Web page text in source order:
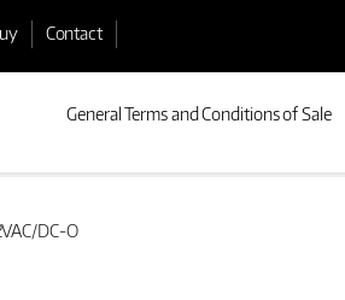
Contact
General Terms and Conditions of Sale
DC-O